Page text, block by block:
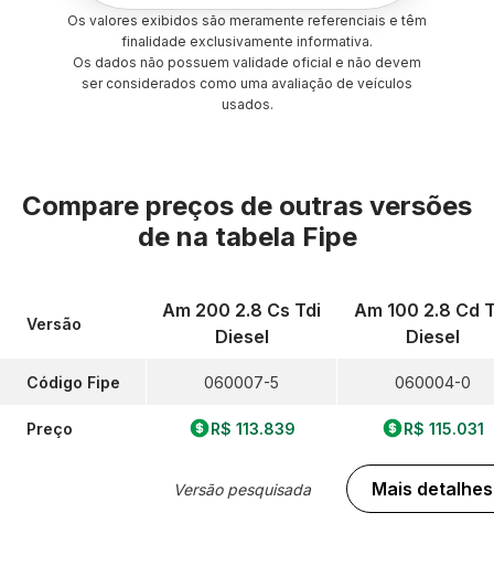
Os valores exibidos são meramente referenciais e têm
finalidade exclusivamente informativa.
Os dados não possuem validade oficial e não devem
ser considerados como uma avaliação de veículos
usados.
Compare preços de outras versões
de na tabela Fipe
Versão
Código Fipe
Preço
Am 200 2.8 Cs Tdi
Diesel
060007-5
R$ 113.839
Versão pesquisada
Am 100 2.8 Cd
Diesel
060004-0
R$ 115.031
Mais detalhes